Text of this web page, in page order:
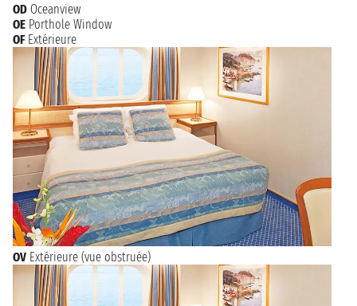
OD Oceanview
OE Porthole Window
OF Extérieure
OV Extérieure (vue obstruée)